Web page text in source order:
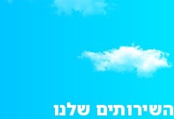
השירותים שלנו